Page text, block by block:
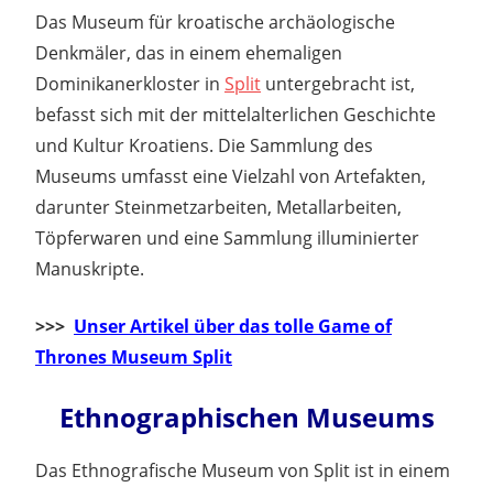
Das Museum für kroatische archäologische
Denkmäler, das in einem ehemaligen
Dominikanerkloster in Split untergebracht ist,
befasst sich mit der mittelalterlichen Geschichte
und Kultur Kroatiens. Die Sammlung des
Museums umfasst eine Vielzahl von Artefakten,
darunter Steinmetzarbeiten, Metallarbeiten,
Töpferwaren und eine Sammlung illuminierter
Manuskripte.
>>> Unser Artikel über das tolle Game of
Thrones Museum Split
Ethnographischen Museums
Das Ethnografische Museum von Split ist in einem